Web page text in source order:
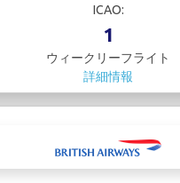
ICAO:
1
ウィークリーフライト
詳細情報